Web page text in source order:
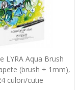
LYRA Aqua Brush
(brush + 1mm),
culori/cutie